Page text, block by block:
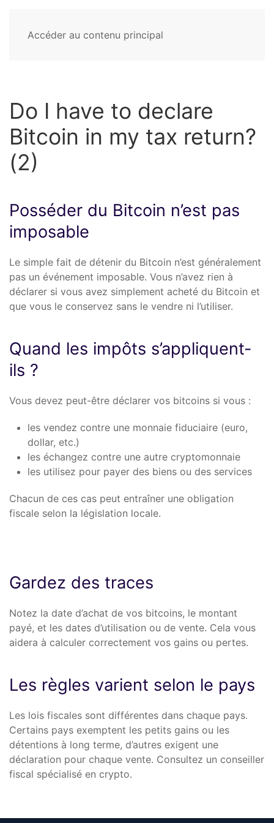
Accéder au contenu principal
Do I have to declare
Bitcoin in my tax return?
(2)
Posséder du Bitcoin n’est pas
imposable
Le simple fait de détenir du Bitcoin n’est généralement
pas un événement imposable. Vous n’avez rien à
déclarer si vous avez simplement acheté du Bitcoin et
que vous le conservez sans le vendre ni l’utiliser.
Quand les impôts s’appliquent-
ils ?
Vous devez peut-être déclarer vos bitcoins si vous :
les vendez contre une monnaie fiduciaire (euro,
dollar, etc.)
les échangez contre une autre cryptomonnaie
les utilisez pour payer des biens ou des services
Chacun de ces cas peut entraîner une obligation
fiscale selon la législation locale.
Gardez des traces
Notez la date d’achat de vos bitcoins, le montant
payé, et les dates d’utilisation ou de vente. Cela vous
aidera à calculer correctement vos gains ou pertes.
Les règles varient selon le pays
Les lois fiscales sont différentes dans chaque pays.
Certains pays exemptent les petits gains ou les
détentions à long terme, d’autres exigent une
déclaration pour chaque vente. Consultez un conseiller
fiscal spécialisé en crypto.